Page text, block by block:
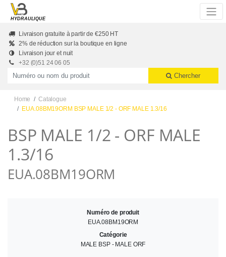
Skip to main content
HYDRAULIQUE
Livraison gratuite à partir de €250 HT
2% de réduction sur la boutique en ligne
Livraison jour et nuit
+32 (0)51 24 06 05
Productnummer of naam
Chercher
Home
Catalogue
EUA.08BM19ORM BSP MALE 1/2 - ORF MALE 1.3/16
BSP MALE 1/2 - ORF MALE
1.3/16
EUA.08BM19ORM
Numéro de produit
EUA.08BM19ORM
Catégorie
MALE BSP - MALE ORF